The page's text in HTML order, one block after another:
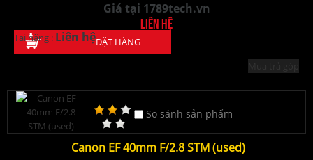
Giá tại 1789tech.vn
Liên hệ
Tại hãng : Liên hệĐẶT HÀNG
So sánh sản phẩm
Canon EF 40mm F/2.8 STM (used)